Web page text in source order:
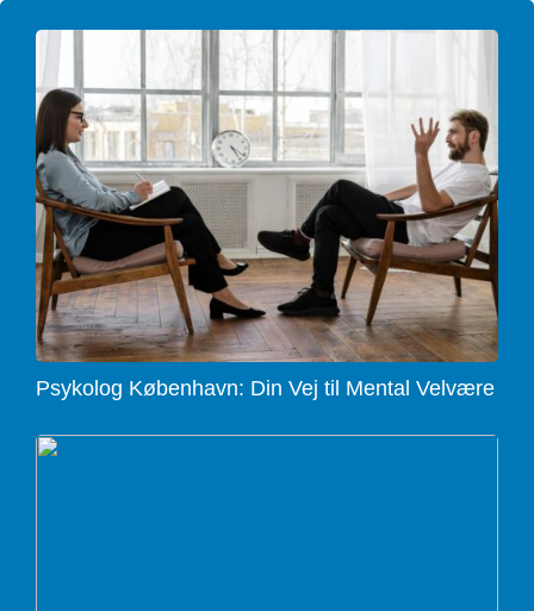
Psykolog København: Din Vej til Mental Velvære